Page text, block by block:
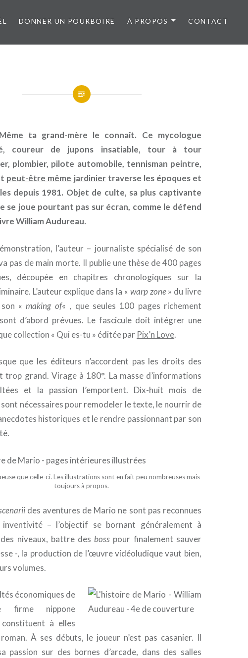
DONNER UN POURBOIRE À PROPOS CONTACT
ta grand-mère le connaît. Ce mycologue
coureur de jupons insatiable, tour à tour
plombier, pilote automobile, tennisman peintre,
peut-être même jardiniertraverse les époques et
depuis 1981. Objet de culte, sa plus captivante
se joue pourtant pas sur écran, comme le défend
William Audureau.
l’auteur – journaliste spécialisé de son
pas de main morte. Il publie une thèse de 400 pages
découpée en chapitres chronologiques sur la
L’auteur explique dans la « warp zone» du livre
son «making of« , que seules 100 pages richement
d’abord prévues. Le fascicule doit intégrer une
collection « Qui es-tu » éditée par Pix’n Love.
que les éditeurs n’accordent pas les droits des
trop grand. Virage à 180°. La masse d’informations
et la passion l’emportent. Dix-huit mois de
nécessaires pour remodeler le texte, le nourrir de
historiques et le rendre passionnant par son
que celle-ci. Les illustrations sont en fait peu nombreuses mais
toujours à propos.
des aventures de Mario ne sont pas reconnues
– l’objectif se bornant généralement à
niveaux, battre desboss pour finalement sauver
-, la production de l’œuvre vidéoludique vaut bien,
volumes.
économiques de
firme nippone
à elles
À ses débuts, le joueur n’est pas casanier. Il
passion sur des bornes d’arcade, dans des salles